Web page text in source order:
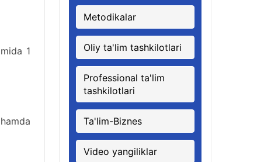
1
Metodikalar
Oliy ta'lim tashkilotlari
Professional ta'lim
tashkilotlari
Ta'lim-Biznes
Video yangiliklar